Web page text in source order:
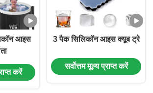
आइस
करें
3 पैक सिलिकॉन आइस क्यूब ट्रे
सर्वोत्तम मूल्य प्राप्त करें